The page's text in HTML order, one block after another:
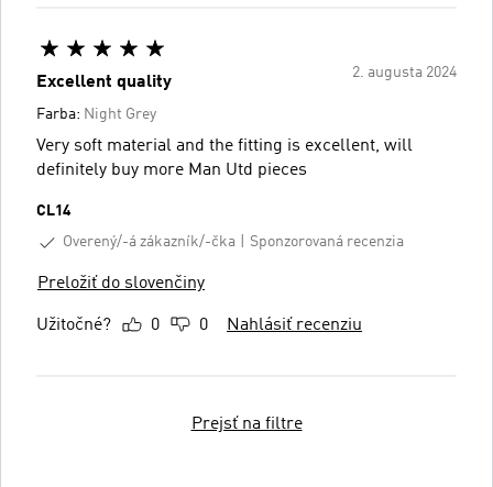
2. augusta 2024
Excellent quality
Farba: Night Grey
Very soft material and the fitting is excellent, will
definitely buy more Man Utd pieces
CL14
Overený/-á zákazník/-čka
Sponzorovaná recenzia
Preložiť do slovenčiny
Užitočné? 0 0 Nahlásiť recenziu
Prejsť na filtre